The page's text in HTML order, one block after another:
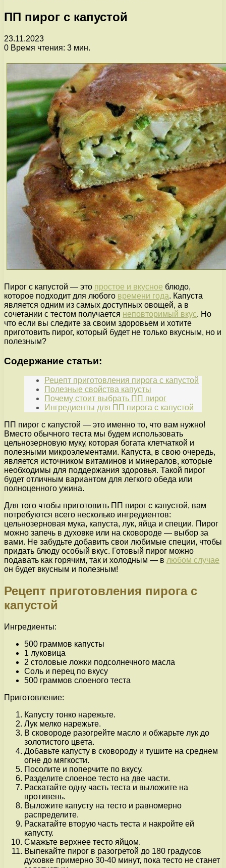
ПП пирог с капустой
23.11.2023
0 Время чтения: 3 мин.
Пирог с капустой — это простое и вкусное блюдо,
которое подходит для любого времени года. Капуста
является одним из самых доступных овощей, а в
сочетании с тестом получается неповторимый вкус. Но
что если вы следите за своим здоровьем и хотите
приготовить пирог, который будет не только вкусным, но и
полезным?
Содержание статьи:
Рецепт приготовления пирога с капустой
Полезные свойства капусты
Почему стоит выбрать ПП пирог
Ингредиенты для ПП пирога с капустой
ПП пирог с капустой — это именно то, что вам нужно!
Вместо обычного теста мы будем использовать
цельнозерновую муку, которая богата клетчаткой и
полезными микроэлементами. Капуста, в свою очередь,
является источником витаминов и минералов, которые
необходимы для поддержания здоровья. Такой пирог
будет отличным вариантом для легкого обеда или
полноценного ужина.
Для того чтобы приготовить ПП пирог с капустой, вам
потребуются всего несколько ингредиентов:
цельнозерновая мука, капуста, лук, яйца и специи. Пирог
можно запечь в духовке или на сковороде — выбор за
вами. Не забудьте добавить свои любимые специи, чтобы
придать блюду особый вкус. Готовый пирог можно
подавать как горячим, так и холодным — в любом случае
он будет вкусным и полезным!
Рецепт приготовления пирога с
капустой
Ингредиенты:
500 граммов капусты
1 луковица
2 столовые ложки подсолнечного масла
Соль и перец по вкусу
500 граммов слоеного теста
Приготовление:
Капусту тонко нарежьте.
Лук мелко нарежьте.
В сковороде разогрейте масло и обжарьте лук до
золотистого цвета.
Добавьте капусту в сковороду и тушите на среднем
огне до мягкости.
Посолите и поперчите по вкусу.
Разделите слоеное тесто на две части.
Раскатайте одну часть теста и выложите на
противень.
Выложите капусту на тесто и равномерно
распределите.
Раскатайте вторую часть теста и накройте ей
капусту.
Смажьте верхнее тесто яйцом.
Выпекайте пирог в разогретой до 180 градусов
духовке примерно 30-40 минут, пока тесто не станет